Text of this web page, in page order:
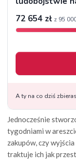
Jednocześnie
tygodniami w
zakupów, czy
traktuje ich jak